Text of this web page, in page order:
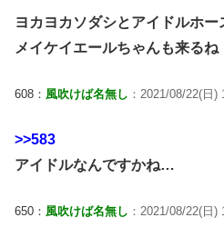
ヨカヨカソダシとアイドルホー
メイケイエールちゃんも来るね
608： 風吹けば名無し ：2021/08/22(日
>>583
アイドルなんですかね…
650： 風吹けば名無し ：2021/08/22(日